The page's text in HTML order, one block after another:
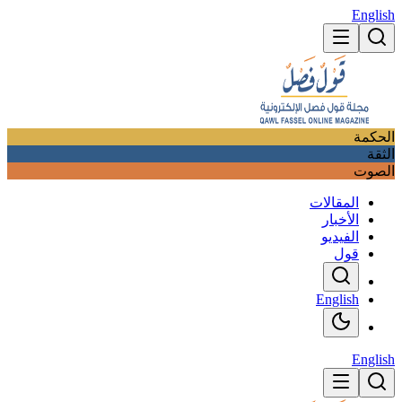
English
الحكمة
الثقة
الصوت
المقالات
الأخبار
الفيديو
قول
English
English